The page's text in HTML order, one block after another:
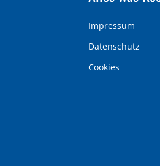
Impressum
Datenschutz
Cookies